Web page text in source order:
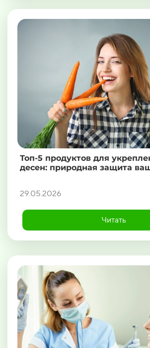
Топ-5 продуктов для
десен: природная защита
29.05.2026
Читать